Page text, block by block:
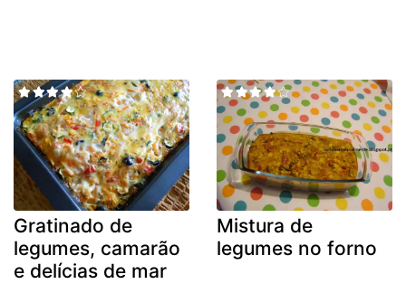
Gratinado de
legumes, camarão
e delícias de mar
Mistura de
legumes no forno